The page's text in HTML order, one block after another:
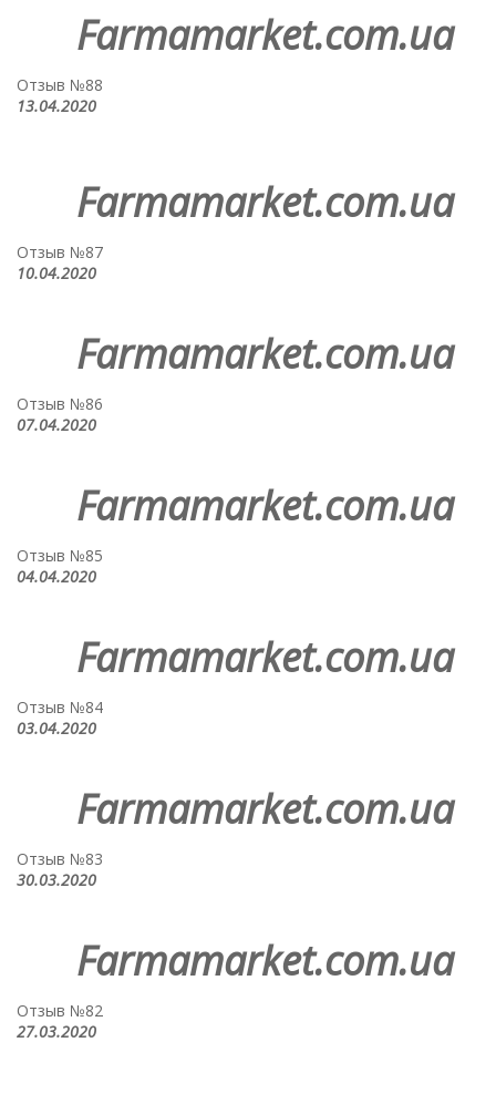
Farmamarket.com.ua
Отзыв №88
13.04.2020
Farmamarket.com.ua
Отзыв №87
10.04.2020
Farmamarket.com.ua
Отзыв №86
07.04.2020
Farmamarket.com.ua
Отзыв №85
04.04.2020
Farmamarket.com.ua
Отзыв №84
03.04.2020
Farmamarket.com.ua
Отзыв №83
30.03.2020
Farmamarket.com.ua
Отзыв №82
27.03.2020